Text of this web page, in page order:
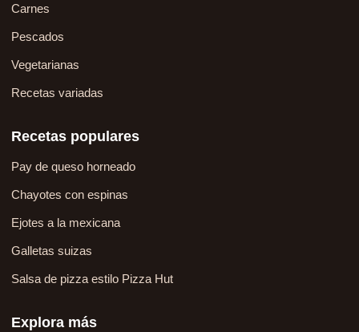
Carnes
Pescados
Vegetarianas
Recetas variadas
Recetas populares
Pay de queso horneado
Chayotes con espinas
Ejotes a la mexicana
Galletas suizas
Salsa de pizza estilo Pizza Hut
Explora más